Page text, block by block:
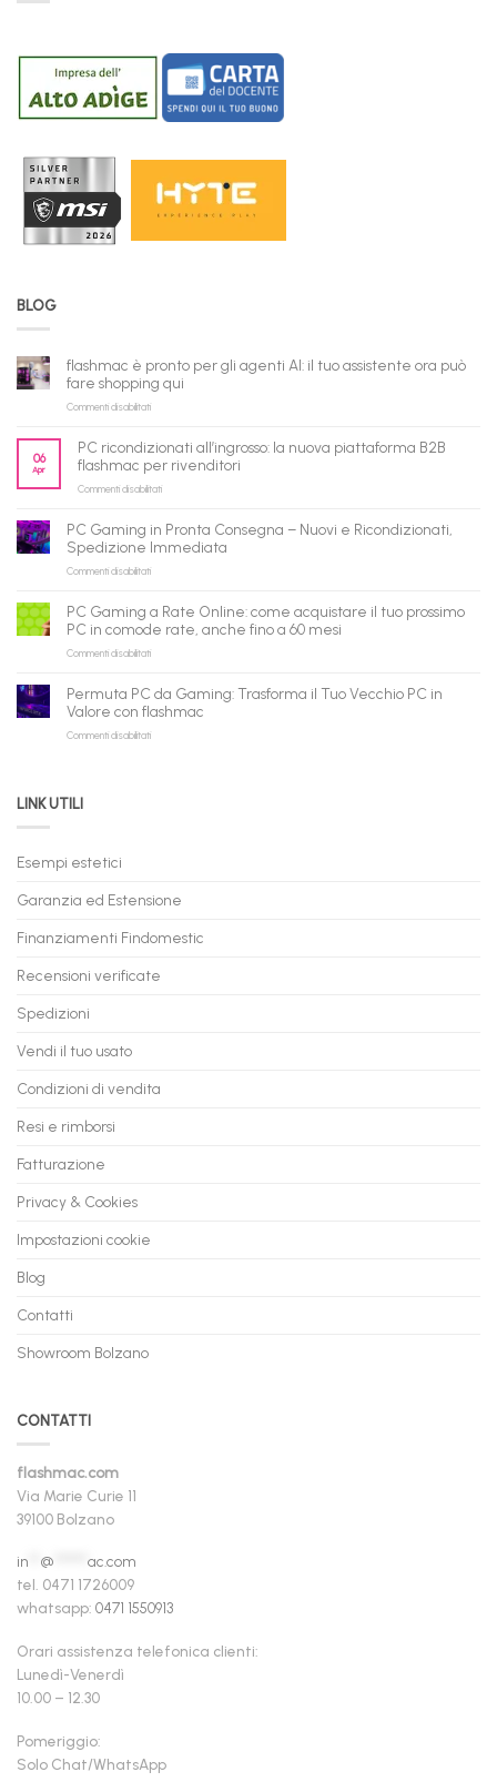
BLOG
flashmac è pronto per gli agenti AI: il tuo assistente ora può
fare shopping qui
Commenti disabilitatisu
pronto
per
gli
AI:
il
tuo
assistente
può
fare
qui
06
Apr
PC ricondizionati all’ingrosso: la nuova piattaforma B2B
flashmac per rivenditori
Commenti disabilitatisu
ricondizionati
all’ingrosso:
la
B2B
per
PC Gaming in Pronta Consegna – Nuovi e Ricondizionati,
Spedizione Immediata
Commenti disabilitatisu
Gaming
in
Pronta
Consegna
Nuovi
Ricondizionati,
Spedizione
PC Gaming a Rate Online: come acquistare il tuo prossimo
PC in comode rate, anche fino a 60 mesi
Commenti disabilitatisu
Gaming
Rate
Online:
anche
a
Permuta PC da Gaming: Trasforma il Tuo Vecchio PC in
Valore con flashmac
Commenti disabilitatisu
in
con
LINK UTILI
Esempi estetici
Garanzia ed Estensione
Finanziamenti Findomestic
Recensioni verificate
Spedizioni
Vendi il tuo usato
Condizioni di vendita
Resi e rimborsi
Fatturazione
Privacy & Cookies
Impostazioni cookie
Blog
Contatti
Showroom Bolzano
CONTATTI
flashmac.com
Via Marie Curie 11
39100 Bolzano
in @
ac.com
tel. 0471 1726009
whatsapp: 0471 1550913
Orari assistenza telefonica clienti:
Lunedì-Venerdì
10.00 – 12.30
Pomeriggio:
Solo Chat/WhatsApp